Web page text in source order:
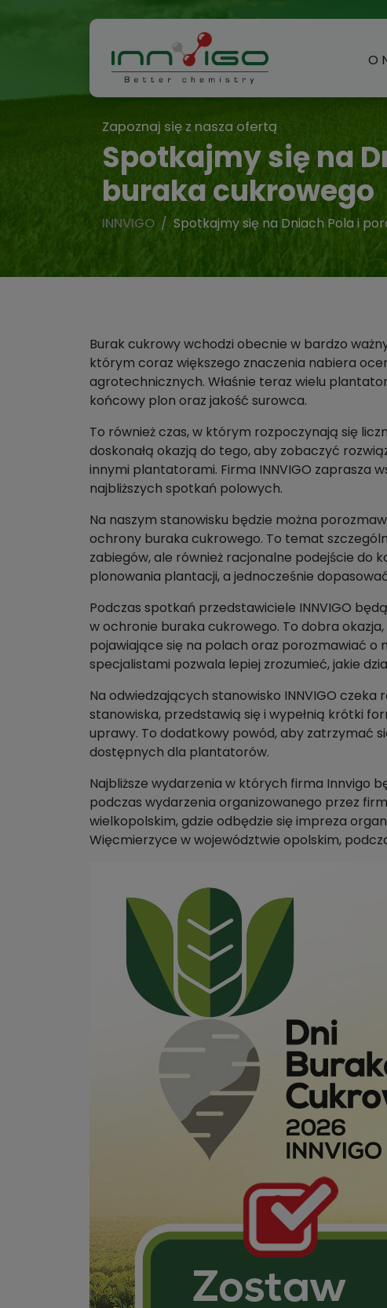
O
Zapoznaj się z nasza ofertą
Spotkajmy się na
buraka cukrowego
INNVIGO Spotkajmy się na Dniach Pola i
Burak cukrowy wchodzi obecnie w bardzo
którym coraz większego znaczenia nabiera
agrotechnicznych. Właśnie teraz wielu
końcowy plon oraz jakość surowca.
To również czas, w którym rozpoczynają się
doskonałą okazją do tego, aby zobaczyć
innymi plantatorami. Firma INNVIGO zaprasza
najbliższych spotkań polowych.
Na naszym stanowisku będzie można
ochrony buraka cukrowego. To temat
zabiegów, ale również racjonalne podejście do
plonowania plantacji, a jednocześnie
Podczas spotkań przedstawiciele INNVIGO
w ochronie buraka cukrowego. To dobra
pojawiające się na polach oraz porozmawiać o
specjalistami pozwala lepiej zrozumieć, jakie
Na odwiedzających stanowisko INNVIGO
stanowiska, przedstawią się i wypełnią krótki
uprawy. To dodatkowy powód, aby zatrzymać
dostępnych dla plantatorów.
Najbliższe wydarzenia w których firma Innvigo
podczas wydarzenia organizowanego przez
wielkopolskim, gdzie odbędzie się impreza
Więcmierzyce w województwie opolskim,